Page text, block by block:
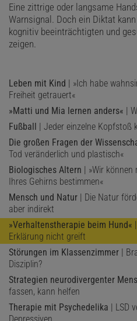
Eine zittrige oder langsame
Warnsignal. Doch ein Diktat
kognitiv beeinträchtigten und
zeigen.
Leben mit Kind | »Ich habe
Freiheit getrauert«
»Matti und Mia lernen anders« |
Fußball | Jeder einzelne Kopfstoß
Die großen Fragen der
Tod veränderlich und plastisch«
Biologisches Altern | »Wir
Ihres Gehirns bestimmen«
Mensch und Natur | Die Natur
aber indirekt
»Verhaltenstherapie beim Hund«
Erklärung nicht greift
Störungen im Klassenzimmer |
Disziplin?
Strategien neurodivergenter
fassen, kann helfen
Therapie mit Psychedelika | LSD